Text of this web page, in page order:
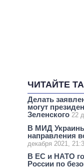
ЧИТАЙТЕ
Делать
могут
Зеленского 22
В МИД
направления
декабря 2021,
В ЕС и НАТО
России по